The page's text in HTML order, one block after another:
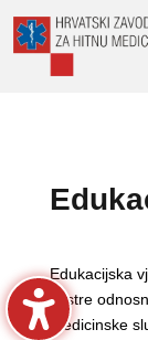
Edukacijska
sestre
medicinske